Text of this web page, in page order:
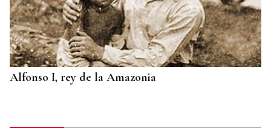
Alfonso I, rey de la Amazonia